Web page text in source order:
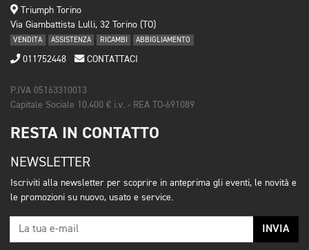
Triumph Torino
Via Giambattista Lulli, 32 Torino (TO)
VENDITA ASSISTENZA RICAMBI ABBIGLIAMENTO
011752448 CONTATTACI
P.IVA 05163310013
Capitale Sociale 10.400 € i.v. - REA TO-691089
RESTA IN CONTATTO
NEWSLETTER
Iscriviti alla newsletter per scoprire in anteprima gli eventi, le novità e
le promozioni su nuovo, usato e service.
INVIA